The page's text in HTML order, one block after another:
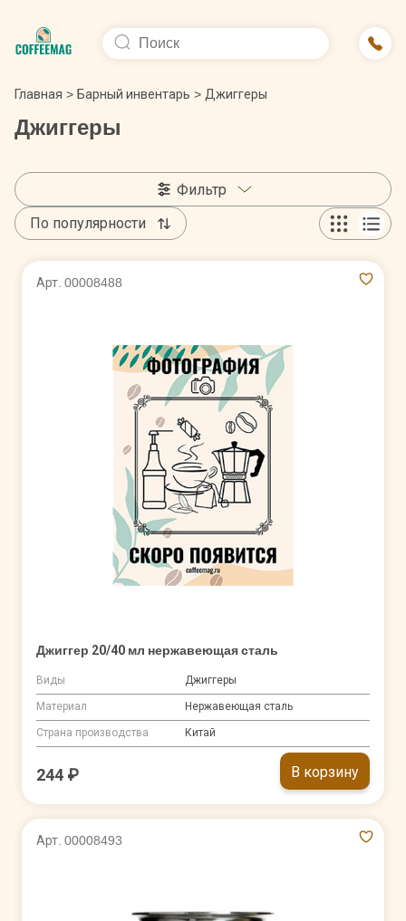
Главная > Барный инвентарь > Джиггеры
Джиггеры
Фильтр
По популярности
Арт. 00008488
Джиггер 20/40 мл нержавеющая сталь
Виды Джиггеры
Материал Нержавеющая сталь
Страна производства Китай
244 ₽ В корзину
Арт. 00008493